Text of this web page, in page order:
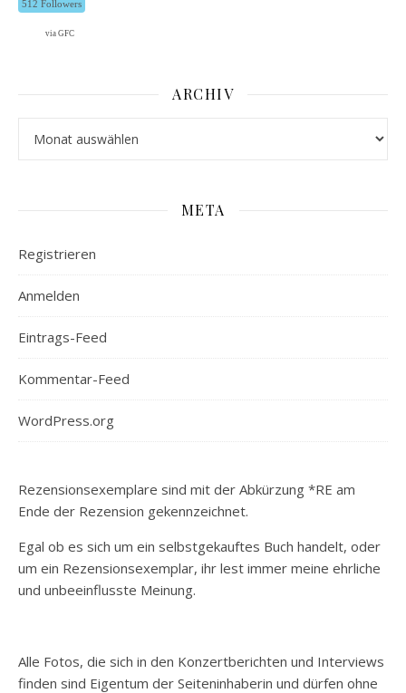
512 Followers
via GFC
ARCHIV
META
Registrieren
Anmelden
Eintrags-Feed
Kommentar-Feed
WordPress.org
Rezensionsexemplare sind mit der Abkürzung *RE am
Ende der Rezension gekennzeichnet.
Egal ob es sich um ein selbstgekauftes Buch handelt, oder
um ein Rezensionsexemplar, ihr lest immer meine ehrliche
und unbeeinflusste Meinung.
Alle Fotos, die sich in den Konzertberichten und Interviews
finden sind Eigentum der Seiteninhaberin und dürfen ohne